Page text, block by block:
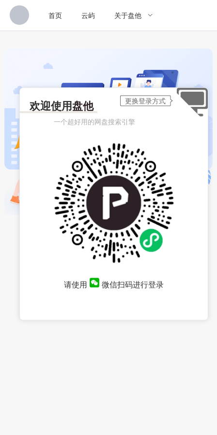
首页 云屿 关于盘他
欢迎使用盘他
一个超好用的网盘搜索引擎
请使用 微信扫码进行登录